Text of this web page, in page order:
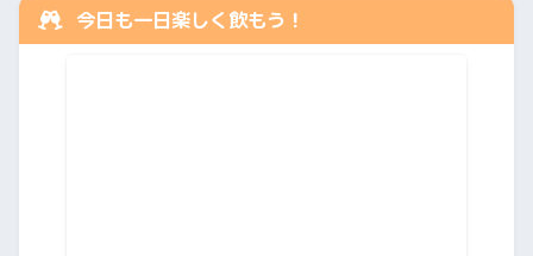
今日も一日楽しく飲もう！